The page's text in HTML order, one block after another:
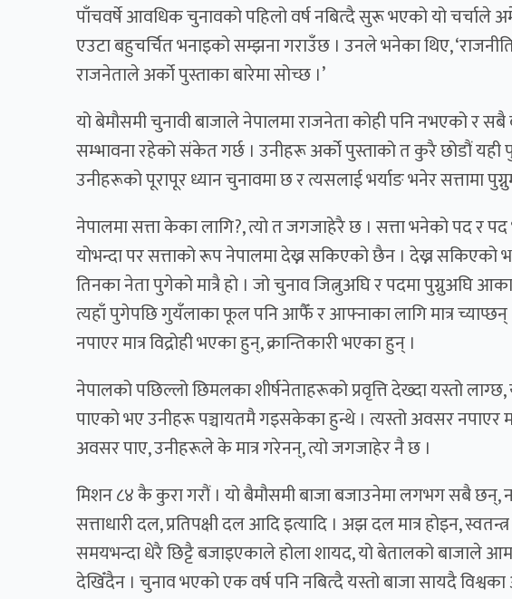
पाँचवर्षे आवधिक चुनावको पहिलो वर्ष नबित्दै सुरू भएको यो चर्चाले
एउटा बहुचर्चित भनाइको सम्झना गराउँछ । उनले भनेका थिए,
राजनेताले अर्को पुस्ताका बारेमा सोच्छ ।’
यो बेमौसमी चुनावी बाजाले नेपालमा राजनेता कोही पनि नभएको र सबै
सम्भावना रहेको संकेत गर्छ । उनीहरू अर्को पुस्ताको त कुरै छोडौं यही
उनीहरूको पूरापूर ध्यान चुनावमा छ र त्यसलाई भर्याङ भनेर सत्तामा
नेपालमा सत्ता केका लागि?, त्यो त जगजाहेरै छ । सत्ता भनेको पद र
योभन्दा पर सत्ताको रूप नेपालमा देख्न सकिएको छैन । देख्न
तिनका नेता पुगेको मात्रै हो । जो चुनाव जित्नुअघि र पदमा पुग्नुअघि
त्यहाँ पुगेपछि गुयँलाका फूल पनि आफैँ र आफ्नाका लागि मात्र
नपाएर मात्र विद्रोही भएका हुन्, क्रान्तिकारी भएका हुन् ।
नेपालको पछिल्लो छिमलका शीर्षनेताहरूको प्रवृत्ति देख्दा यस्तो
पाएको भए उनीहरू पञ्चायतमै गइसकेका हुन्थे । त्यस्तो अवसर नपाएर
अवसर पाए, उनीहरूले के मात्र गरेनन्, त्यो जगजाहेर नै छ ।
मिशन ८४ कै कुरा गरौं । यो बैमौसमी बाजा बजाउनेमा लगभग सबै छन्,
सत्ताधारी दल, प्रतिपक्षी दल आदि इत्यादि । अझ दल मात्र होइन,
समयभन्दा धेरै छिट्टै बजाइएकाले होला शायद, यो बेतालको बाजाले
देखिँदैन । चुनाव भएको एक वर्ष पनि नबित्दै यस्तो बाजा सायदै